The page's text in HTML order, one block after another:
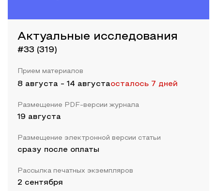
Актуальные исследования
#33 (319)
Прием материалов
8 августа - 14 августаосталось 7 дней
Размещение PDF-версии журнала
19 августа
Размещение электронной версии статьи
сразу после оплаты
Рассылка печатных экземпляров
2 сентября